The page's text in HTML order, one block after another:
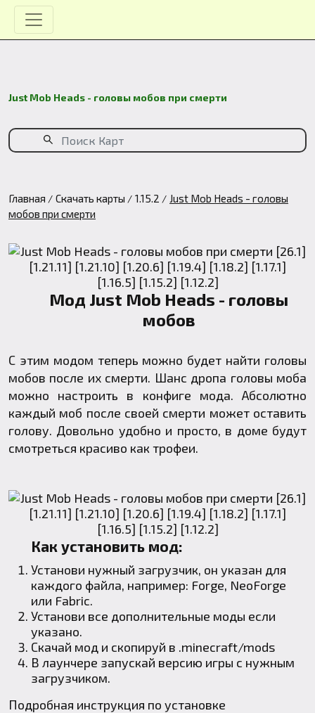
Just Mob Heads - головы мобов при смерти
Главная Скачать карты 1.15.2
Just Mob Heads - головы
мобов при смерти
Мод Just Mob Heads - головы
мобов
С этим модом теперь можно будет найти головы
мобов после их смерти. Шанс дропа головы моба
можно настроить в конфиге мода. Абсолютно
каждый моб после своей смерти может оставить
голову. Довольно удобно и просто, в доме будут
смотреться красиво как трофеи.
Как установить мод:
Установи нужный загрузчик, он указан для
каждого файла, например: Forge, NeoForge
или Fabric.
Установи все дополнительные моды если
указано.
Скачай мод и скопируй в .minecraft/mods
В лаунчере запускай версию игры с нужным
загрузчиком.
Подробная инструкция по установке